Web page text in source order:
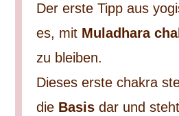
Der erste Tipp aus
es, mitMuladhara
zu bleiben.
Dieses erste chakra
dieBasisdar und